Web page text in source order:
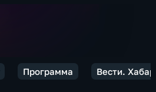
Программа Вести.